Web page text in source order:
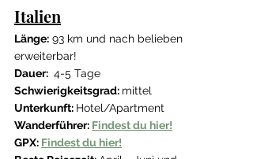
Italien
Länge: 93 km und nach belieben
erweiterbar!
Dauer: 4-5 Tage
Schwierigkeitsgrad: mittel
Unterkunft: Hotel/Apartment
Wanderführer: Findest du hier!
GPX: Findest du hier!